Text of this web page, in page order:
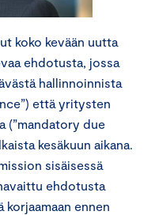
koko kevään uutta
ehdotusta, jossa
hallinnoinnista
että yritysten
(”mandatory due
kesäkuun aikana.
sisäisessä
ehdotusta
ennen